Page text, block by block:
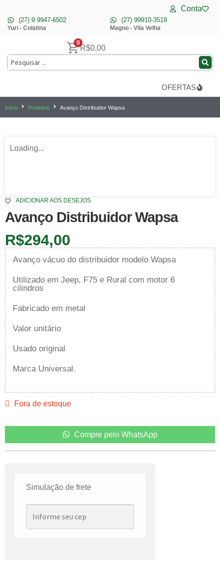
(27) 9 9947-6502
Yuri - Colatina
(27) 99910-3519
Magno - Vila Velha
Conta
0
R$0,00
OFERTAS
Início Produtos Avanço Distribuidor Wapsa
Loading...
ADICIONAR AOS DESEJOS
Avanço Distribuidor Wapsa
R$294,00
Avanço vácuo do distribuidor modelo Wapsa
Utilizado em Jeep, F75 e Rural com motor 6
cilindros
Fabricado em metal
Valor unitário
Usado original
Marca Universal.
Fora de estoque
Compre pelo WhatsApp
Simulação de frete